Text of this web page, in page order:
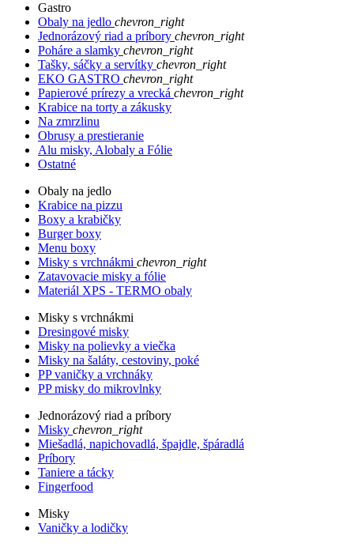
Gastro
Obaly na jedlo chevron_right
Jednorázový riad a príbory chevron_right
Poháre a slamky chevron_right
Tašky, sáčky a servítky chevron_right
EKO GASTRO chevron_right
Papierové prírezy a vrecká chevron_right
Krabice na torty a zákusky
Na zmrzlinu
Obrusy a prestieranie
Alu misky, Alobaly a Fólie
Ostatné
Obaly na jedlo
Krabice na pizzu
Boxy a krabičky
Burger boxy
Menu boxy
Misky s vrchnákmi chevron_right
Zatavovacie misky a fólie
Materiál XPS - TERMO obaly
Misky s vrchnákmi
Dresingové misky
Misky na polievky a viečka
Misky na šaláty, cestoviny, poké
PP vaničky a vrchnáky
PP misky do mikrovlnky
Jednorázový riad a príbory
Misky chevron_right
Miešadlá, napichovadlá, špajdle, špáradlá
Príbory
Taniere a tácky
Fingerfood
Misky
Vaničky a lodičky